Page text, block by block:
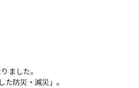
ました。
防災・減災」。